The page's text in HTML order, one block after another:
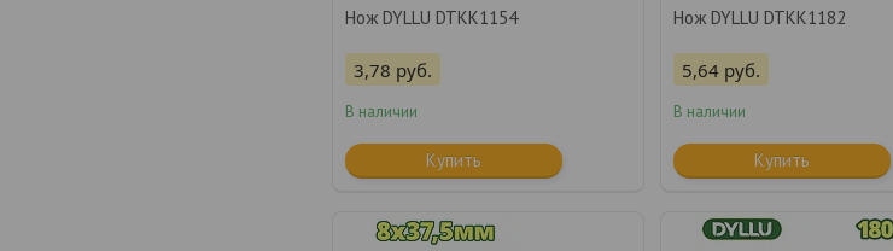
Нож DYLLU DTKK1154
3,78 руб.
В наличии
Купить
Нож DYLLU DTKK1182
5,64 руб.
В наличии
Купить